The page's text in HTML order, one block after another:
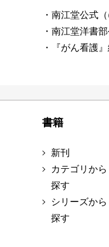
・南江堂公式
・南江堂洋書
・『がん看護
書籍
新刊
カテゴリから
探す
シリーズから
探す